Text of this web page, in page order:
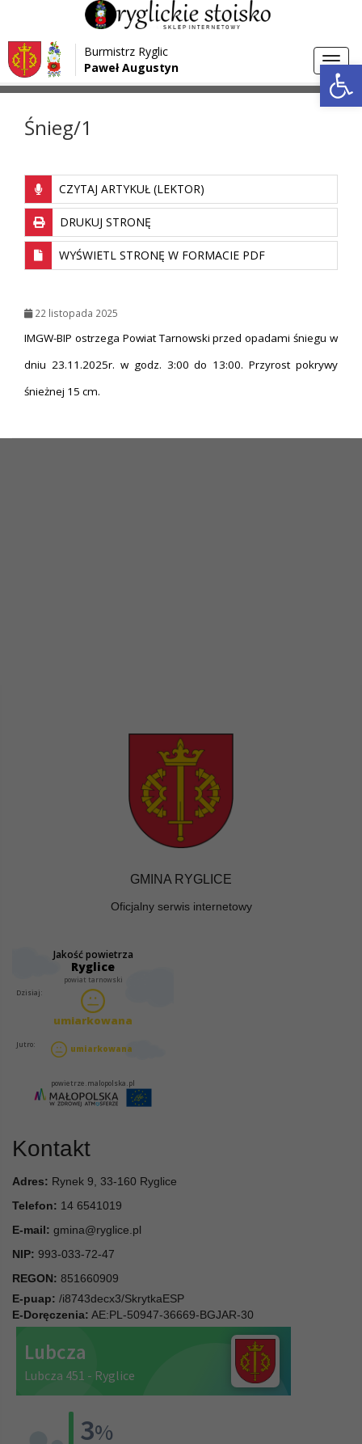
Przejdź do menu
Przejdź do głównej treści strony
Przejdź do stopki strony
Burmistrz Ryglic
Paweł Augustyn
Strona główna > Ostrzeżenia
Śnieg/1
CZYTAJ ARTYKUŁ (LEKTOR)
DRUKUJ STRONĘ
WYŚWIETL STRONĘ W FORMACIE PDF
22 listopada 2025
IMGW-BIP ostrzega Powiat Tarnowski przed opadami śniegu w
dniu 23.11.2025r. w godz. 3:00 do 13:00. Przyrost pokrywy
śnieżnej 15 cm.
GMINA RYGLICE
Oficjalny serwis internetowy
Kontakt
Adres: Rynek 9, 33-160 Ryglice
Telefon: 14 6541019
E-mail: gmina@ryglice.pl
NIP: 993-033-72-47
REGON: 851660909
E-puap: /i8743decx3/SkrytkaESP
E-Doręczenia: AE:PL-50947-36669-BGJAR-30